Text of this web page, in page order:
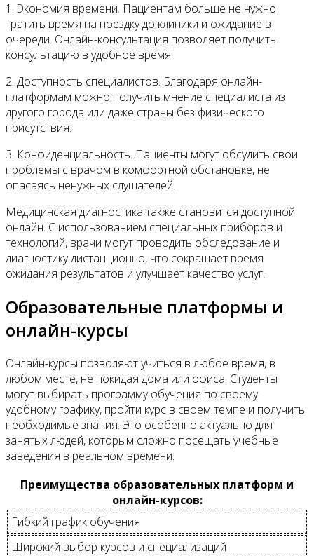
1. Экономия времени. Пациентам больше не нужно
тратить время на поездку до клиники и ожидание в
очереди. Онлайн-консультация позволяет получить
консультацию в удобное время.
2. Доступность специалистов. Благодаря онлайн-
платформам можно получить мнение специалиста из
другого города или даже страны без физического
присутствия.
3. Конфиденциальность. Пациенты могут обсудить свои
проблемы с врачом в комфортной обстановке, не
опасаясь ненужных слушателей.
Медицинская диагностика также становится доступной
онлайн. С использованием специальных приборов и
технологий, врачи могут проводить обследование и
диагностику дистанционно, что сокращает время
ожидания результатов и улучшает качество услуг.
Образовательные платформы и
онлайн-курсы
Онлайн-курсы позволяют учиться в любое время, в
любом месте, не покидая дома или офиса. Студенты
могут выбирать программу обучения по своему
удобному графику, пройти курс в своем темпе и получить
необходимые знания. Это особенно актуально для
занятых людей, которым сложно посещать учебные
заведения в реальном времени.
Преимущества образовательных платформ и
онлайн-курсов:
Гибкий график обучения
Широкий выбор курсов и специализаций